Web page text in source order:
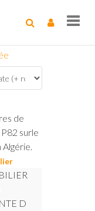
de
surle
D